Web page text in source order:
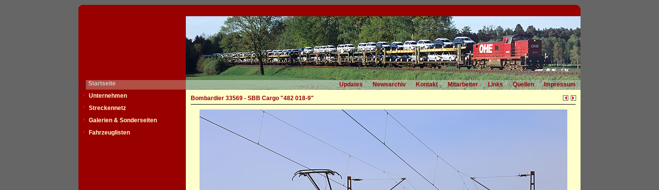
Startseite Updates Newsarchiv Kontakt Mitarbeiter Links Quellen
Impressum
Unternehmen
Streckennetz
Galerien & Sonderseiten
Fahrzeuglisten
Bombardier 33569 - SBB Cargo "482 018-9"